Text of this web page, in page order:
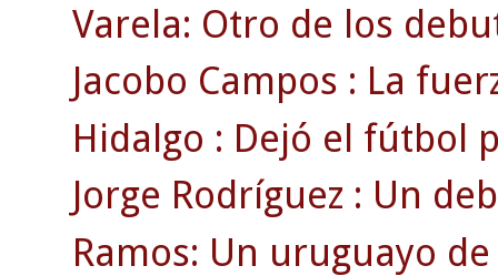
Varela: Otro de los
Jacobo Campos : La
Hidalgo : Dejó el fútbol
Jorge Rodríguez : Un
Ramos: Un uruguayo